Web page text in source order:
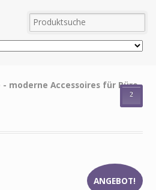
²
ANGEBOT!